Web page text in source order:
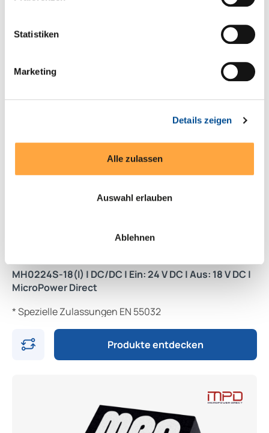
Statistiken
Marketing
Details zeigen
Alle zulassen
Auswahl erlauben
Ablehnen
MH0224S-18(I) | DC/DC | Ein: 24 V DC | Aus: 18 V DC |
MicroPower Direct
* Spezielle Zulassungen EN 55032
Produkte entdecken